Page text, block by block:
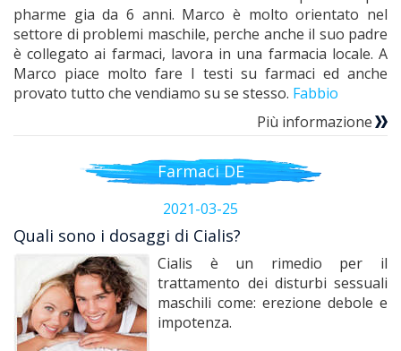
pharme gia da 6 anni. Marco è molto orientato nel
settore di problemi maschile, perche anche il suo padre
è collegato ai farmaci, lavora in una farmacia locale. A
Marco piace molto fare I testi su farmaci ed anche
provato tutto che vendiamo su se stesso. Fabbio
Più informazione
Farmaci DE
2021-03-25
Quali sono i dosaggi di Cialis?
Cialis è un rimedio per il
trattamento dei disturbi sessuali
maschili come: erezione debole e
impotenza.